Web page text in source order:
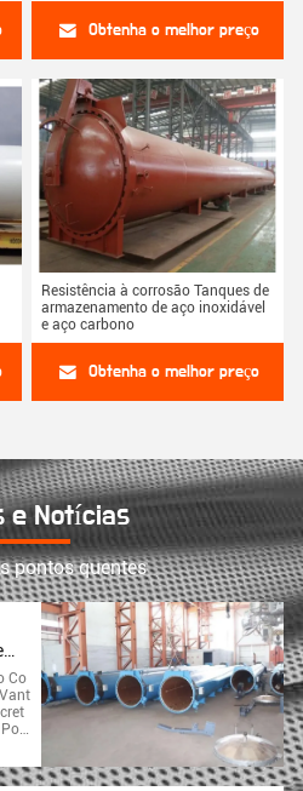
Obtenha o melhor preço
Resistência à corrosão Tanques de
armazenamento de aço inoxidável
e aço carbono
Obtenha o melhor preço
e Notícias
pontos quentes
Co